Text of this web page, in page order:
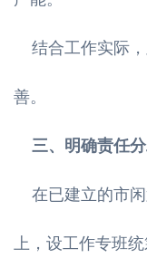
结合工作实际，
善。
三、明确责任
在已建立的市闲
上，设工作专班